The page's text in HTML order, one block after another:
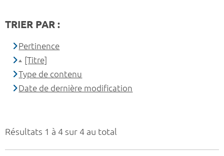
Résultats 1 à 4 sur 4 au total
TRIER PAR :
Pertinence
[Titre]
Type de contenu
Date de dernière modification